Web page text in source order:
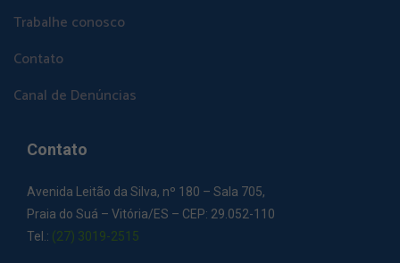
Trabalhe conosco
Contato
Canal de Denúncias
Contato
Avenida Leitão da Silva, nº 180 – Sala 705,
Praia do Suá – Vitória/ES – CEP: 29.052-110
Tel.: (27) 3019-2515